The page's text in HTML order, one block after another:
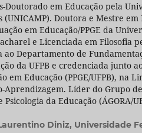
Doutorado em Educação pela
(UNICAMP). Doutora e Mestre
em Educação/PPGE da
e Licenciada em Filosofia
ao Departamento de
da UFPB e credenciada junto
em Educação (PPGE/UFPB), na
Aprendizagem. Líder do Grupo
Psicologia da Educação (ÁGORA/
Diniz, Universidade